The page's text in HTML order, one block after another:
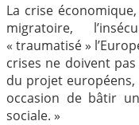
La crise
migratoire,
« traumatisé »
crises ne doivent
du projet
occasion de bâtir
sociale. »